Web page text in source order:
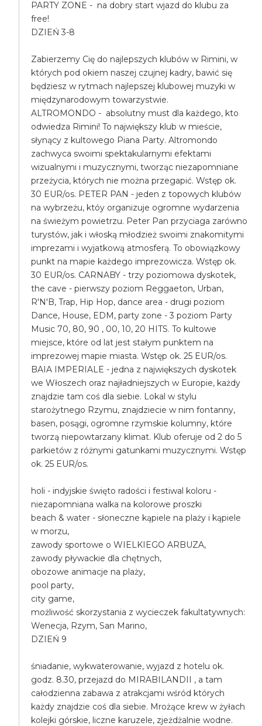
PARTY ZONE - na dobry start wjazd do klubu za
free!
DZIEŃ 3-8
Zabierzemy Cię do najlepszych klubów w Rimini, w
których pod okiem naszej czujnej kadry, bawić się
będziesz w rytmach najlepszej klubowej muzyki w
międzynarodowym towarzystwie.
ALTROMONDO - absolutny must dla każdego, kto
odwiedza Rimini! To największy klub w mieście,
słynący z kultowego Piana Party. Altromondo
zachwyca swoimi spektakularnymi efektami
wizualnymi i muzycznymi, tworząc niezapomniane
przeżycia, których nie można przegapić. Wstęp ok.
30 EUR/os. PETER PAN - jeden z topowych klubów
na wybrzeżu, któy organizuje ogromne wydarzenia
na świeżym powietrzu. Peter Pan przyciaga zarówno
turystów, jak i włoską młodzież swoimi znakomitymi
imprezami i wyjatkową atmosferą. To obowiązkowy
punkt na mapie każdego imprezowicza. Wstęp ok.
30 EUR/os. CARNABY - trzy poziomowa dyskotek,
the cave - pierwszy poziom Reggaeton, Urban,
R'N'B, Trap, Hip Hop, dance area - drugi poziom
Dance, House, EDM, party zone - 3 poziom Party
Music 70, 80, 90 , 00, 10, 20 HITS. To kultowe
miejsce, które od lat jest stałym punktem na
imprezowej mapie miasta. Wstęp ok. 25 EUR/os.
BAIA IMPERIALE - jedna z największych dyskotek
we Włoszech oraz najładniejszych w Europie, każdy
znajdzie tam coś dla siebie. Lokal w stylu
starożytnego Rzymu, znajdziecie w nim fontanny,
basen, posągi, ogromne rzymskie kolumny, które
tworzą niepowtarzany klimat. Klub oferuje od 2 do 5
parkietów z różnymi gatunkami muzycznymi. Wstęp
ok. 25 EUR/os.
holi - indyjskie święto radości i festiwal koloru -
niezapomniana walka na kolorowe proszki
beach & water - słoneczne kąpiele na plaży i kąpiele
w morzu,
zawody sportowe o WIELKIEGO ARBUZA,
zawody pływackie dla chętnych,
obozowe animacje na plaży,
pool party,
city game,
możliwość skorzystania z wycieczek fakultatywnych:
Wenecja, Rzym, San Marino,
DZIEŃ 9
śniadanie, wykwaterowanie, wyjazd z hotelu ok.
godz. 8.30, przejazd do MIRABILANDII , a tam
całodzienna zabawa z atrakcjami wśród których
każdy znajdzie coś dla siebie. Mrożące krew w żyłach
kolejki górskie, liczne karuzele, zjeżdżalnie wodne.